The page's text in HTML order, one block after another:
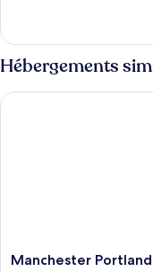
1
Double
Standard
Accessible
1
Double
Standard
Accessible
with
Hébergements
Manchester
Manchester
Manchester Portland By